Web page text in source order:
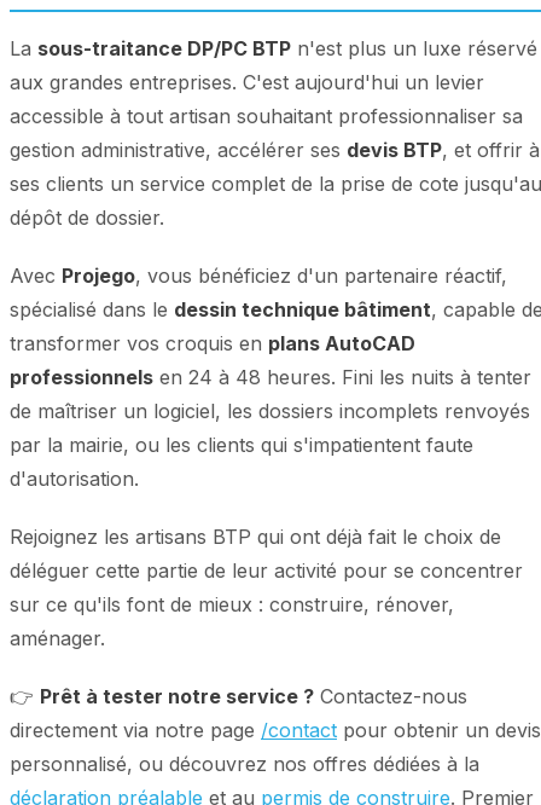
La sous-traitance DP/PC BTP n'est plus un luxe réservé
aux grandes entreprises. C'est aujourd'hui un levier
accessible à tout artisan souhaitant professionnaliser sa
gestion administrative, accélérer ses devis BTP, et offrir à
ses clients un service complet de la prise de cote jusqu'au
dépôt de dossier.
Avec Projego, vous bénéficiez d'un partenaire réactif,
spécialisé dans le dessin technique bâtiment, capable
transformer vos croquis en plans AutoCAD
professionnels en 24 à 48 heures. Fini les nuits à tenter
de maîtriser un logiciel, les dossiers incomplets renvoyés
par la mairie, ou les clients qui s'impatientent faute
d'autorisation.
Rejoignez les artisans BTP qui ont déjà fait le choix de
déléguer cette partie de leur activité pour se concentrer
sur ce qu'ils font de mieux : construire, rénover,
aménager.
👉 Prêt à tester notre service ? Contactez-nous
directement via notre page /contact pour obtenir un devis
personnalisé, ou découvrez nos offres dédiées à la
déclaration préalable et au permis de construire. Premier